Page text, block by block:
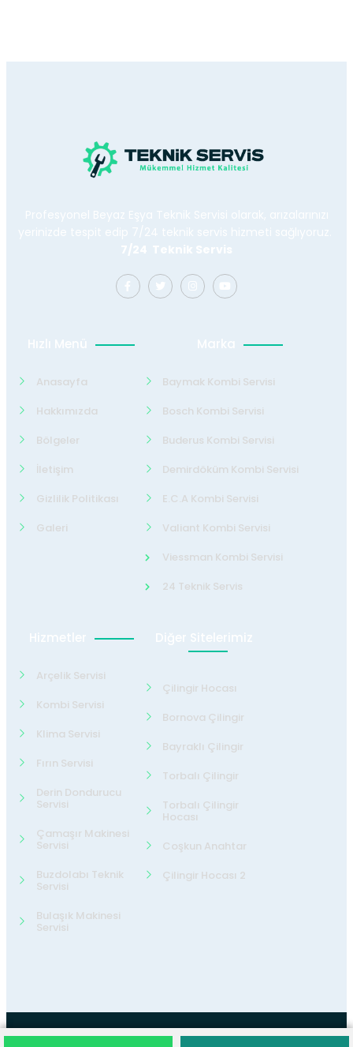
Profesyonel Beyaz Eşya Teknik Servisi olarak, arızalarınızı
yerinizde tespit edip 7/24 teknik servis hizmeti sağlıyoruz.
7/24 Teknik Servis
Hızlı Menü
Anasayfa
Hakkımızda
Bölgeler
İletişim
Gizlilik Politikası
Galeri
Marka
Baymak Kombi Servisi
Bosch Kombi Servisi
Buderus Kombi Servisi
Demirdöküm Kombi Servisi
E.C.A Kombi Servisi
Valiant Kombi Servisi
Viessman Kombi Servisi
24 Teknik Servis
Hizmetler
Arçelik Servisi
Kombi Servisi
Klima Servisi
Fırın Servisi
Derin Dondurucu
Servisi
Çamaşır Makinesi
Servisi
Buzdolabı Teknik
Servisi
Bulaşık Makinesi
Servisi
Diğer Sitelerimiz
Çilingir Hocası
Bornova Çilingir
Bayraklı Çilingir
Torbalı Çilingir
Torbalı Çilingir
Hocası
Coşkun Anahtar
Çilingir Hocası 2
©202624 Teknik ServisTüm Hakları